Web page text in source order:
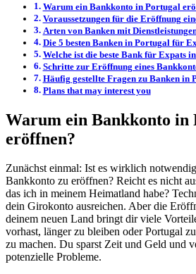
Warum ein Bankkonto in Portugal
Voraussetzungen für die Eröffnung
Arten von Banken mit
Die 5 besten Banken in Portugal für
Welche ist die beste Bank für Expats
Schritte zur Eröffnung eines
Häufig gestellte Fragen zu Banken in
Plans that may interest you
Warum ein Bankkonto in
eröffnen?
Zunächst einmal: Ist es wirklich
Bankkonto zu eröffnen? Reicht es nicht
das ich in meinem Heimatland habe?
dein Girokonto ausreichen. Aber die
deinem neuen Land bringt dir viele
vorhast, länger zu bleiben oder Portugal
zu machen. Du sparst Zeit und Geld und
potenzielle Probleme.